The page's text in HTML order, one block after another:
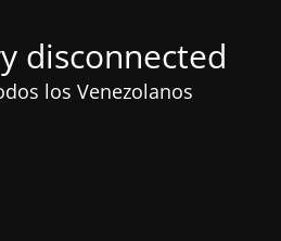
disconnected
los Venezolanos